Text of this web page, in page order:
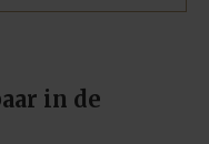
in de